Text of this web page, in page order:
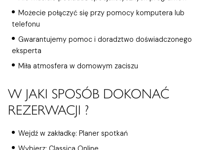
Możecie połączyć się przy pomocy komputera lub
telefonu
Gwarantujemy pomoc i doradztwo doświadczonego
eksperta
Miła atmosfera w domowym zaciszu
W JAKI SPOSÓB DOKONAĆ
REZERWACJI ?
Wejdź w zakładkę: Planer spotkań